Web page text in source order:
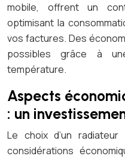
mobile, offrent un
optimisant la
vos factures. Des
possibles grâce à
température.
Aspects
: un
Le choix d’un
considérations